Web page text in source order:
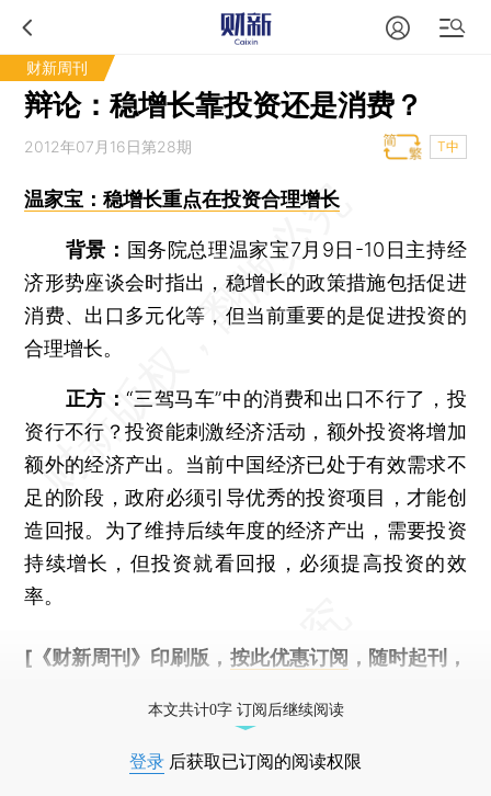
财新周刊
辩论：稳增长靠投资还是消费？
2012年07月16日第28期 T中
温家宝：稳增长重点在投资合理增长
背景： 国务院总理温家宝7月9日-10日主持经
济形势座谈会时指出，稳增长的政策措施包括促进
消费、出口多元化等，但当前重要的是促进投资的
合理增长。
正方：“三驾马车”中的消费和出口不行了，投
资行不行？投资能刺激经济活动，额外投资将增加
额外的经济产出。当前中国经济已处于有效需求不
足的阶段，政府必须引导优秀的投资项目，才能创
造回报。为了维持后续年度的经济产出，需要投资
持续增长，但投资就看回报，必须提高投资的效
率。
[《财新周刊》印刷版， 按此优惠订阅 ，随时起刊，
本文共计0字 订阅后继续阅读
登录 后获取已订阅的阅读权限